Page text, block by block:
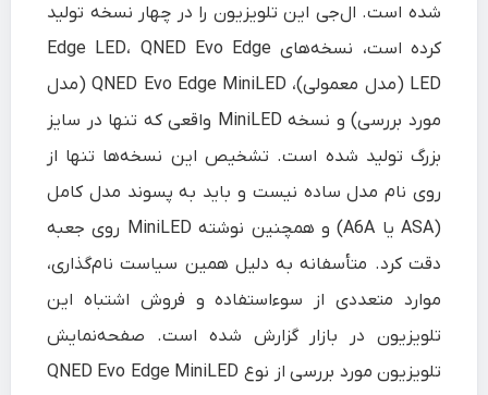
شده است. ال‌جی این تلویزیون را در چهار نسخه تولید
کرده است، نسخه‌های Edge LED، QNED Evo Edge
LED (مدل معمولی)، QNED Evo Edge MiniLED (مدل
مورد بررسی) و نسخه MiniLED واقعی که تنها در سایز
بزرگ تولید شده است. تشخیص این نسخه‌ها تنها از
روی نام مدل ساده نیست و باید به پسوند مدل کامل
(ASA یا A6A) و همچنین نوشته MiniLED روی جعبه
دقت کرد. متأسفانه به دلیل همین سیاست نام‌گذاری،
موارد متعددی از سوءاستفاده و فروش اشتباه این
تلویزیون در بازار گزارش شده است. صفحه‌نمایش
تلویزیون مورد بررسی از نوع QNED Evo Edge MiniLED